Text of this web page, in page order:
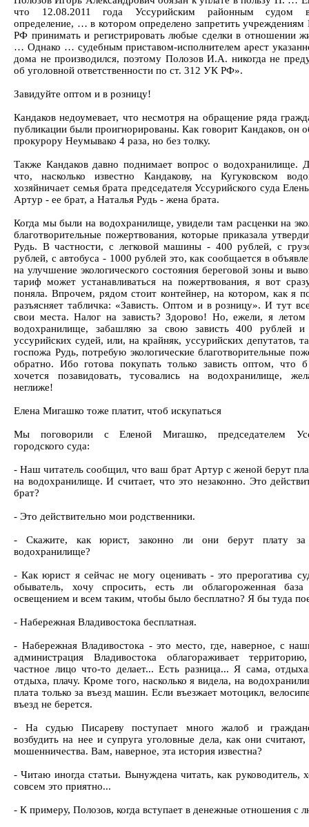
что 12.08.2011 года Уссурийским районным судом
определение, … в котором определено запретить учреждениям
РФ принимать и регистрировать любые сделки в отношении
… Однако … судебным приставом-исполнителем арест
дома не производился, поэтому Полозов И.А. никогда не
об уголовной ответственности по ст. 312 УК РФ».
Завидуйте оптом и в розницу!
Кандаков недоумевает, что несмотря на обращение ряда
публикации были проигнорированы. Как говорит Кандаков, он
прокурору Неумывако 4 раза, но без толку.
Также Кандаков давно поднимает вопрос о водохранилище.
что, насколько известно Кандакову, на Кугуковском
хозяйничает семья брата председателя Уссурийского суда
Артур - ее брат, а Наталья Рудь - жена брата.
Когда мы были на водохранилище, увидели там расценки на
благотворительные пожертвования, которые приказала
Рудь. В частности, с легковой машины - 400 рублей, с
рублей, с автобуса - 1000 рублей это, как сообщается в
на улучшение экологического состояния береговой зоны и
тариф может устанавливаться на пожертвования, я вот
поняла. Впрочем, рядом стоит контейнер, на котором, как я
разъясняет табличка: «Зависть. Оптом и в розницу». И тут
свои места. Налог на зависть? Здорово! Но, ежели, я
водохранилище, забашляю за свою зависть 400 рублей
уссурийских судей, или, на крайняк, уссурийских депутатов,
госпожа Рудь, потребую экологические благотворительные
обратно. Ибо готова покупать только зависть оптом, что
хочется позавидовать, тусовались на водохранилище,
неглиже!
Елена Мигашко тоже платит, чтоб искупаться
Мы поговорили с Еленой Мигашко, председателем
городского суда:
- Наш читатель сообщил, что ваш брат Артур с женой берут
на водохранилище. И считает, что это незаконно. Это
брат?
- Это действительно мои родственники.
- Скажите, как юрист, законно ли они берут плату
водохранилище?
- Как юрист я сейчас не могу оценивать - это прерогатива
обыватель, хочу спросить, есть ли облагороженная
освещением и всем таким, чтобы было бесплатно? Я бы туда
- Набережная Владивостока бесплатная.
- Набережная Владивостока - это место, где, наверное, с
администрация Владивостока облагораживает
частное лицо что-то делает... Есть разница... Я сама,
отдыха, плачу. Кроме того, насколько я видела, на
плата только за въезд машин. Если въезжает мотоцикл,
въезд не берется.
- На судью Писареву поступает много жалоб и
возбудить на нее и супруга уголовные дела, как они
мошенничества. Вам, наверное, эта история известна?
- Читаю иногда статьи. Вынуждена читать, как руководитель,
совсем это приятно...
- К примеру, Полозов, когда вступает в денежные отношения с